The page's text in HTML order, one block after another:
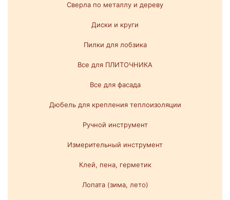
Сверла по металлу и дереву
Диски и круги
Пилки для лобзика
Все для ПЛИТОЧНИКА
Все для фасада
Дюбель для крепления теплоизоляции
Ручной инструмент
Измерительный инструмент
Клей, пена, герметик
Лопата (зима, лето)